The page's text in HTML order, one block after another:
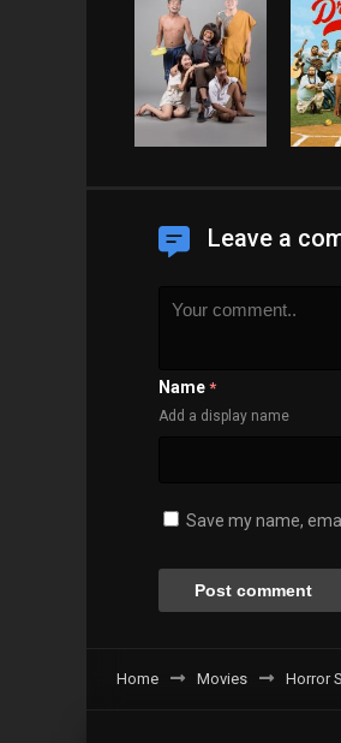
Leave a
Name *
Add a display name
Save my name,
Home Movies Horror